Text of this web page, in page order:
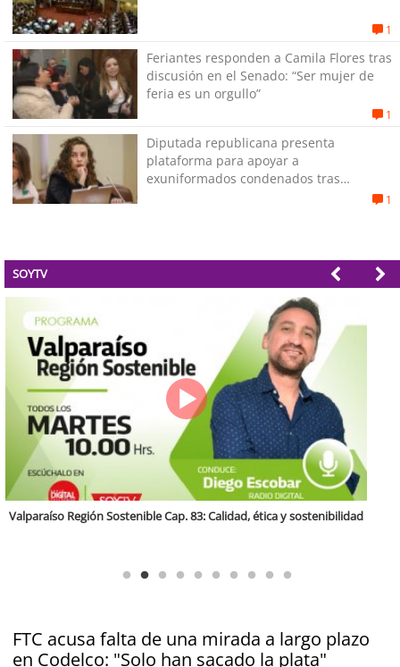
1
Feriantes responden a Camila Flores tras
discusión en el Senado: “Ser mujer de
feria es un orgullo”
1
Diputada republicana presenta
plataforma para apoyar a
exuniformados condenados tras
1
SOYTV
FTC acusa falta de una mirada a largo plazo
en Codelco: "Solo han sacado la plata"